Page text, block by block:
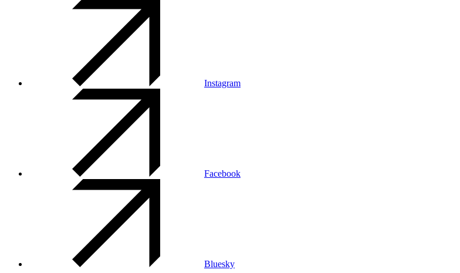
Instagram
Facebook
Bluesky